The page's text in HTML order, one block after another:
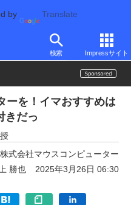
by Translate
検索 Impressサイト
iiyama
ーを！イマおすすめは
きだっ
株式会社マウスコンピューター
勝也 2025年3月26日 06:30